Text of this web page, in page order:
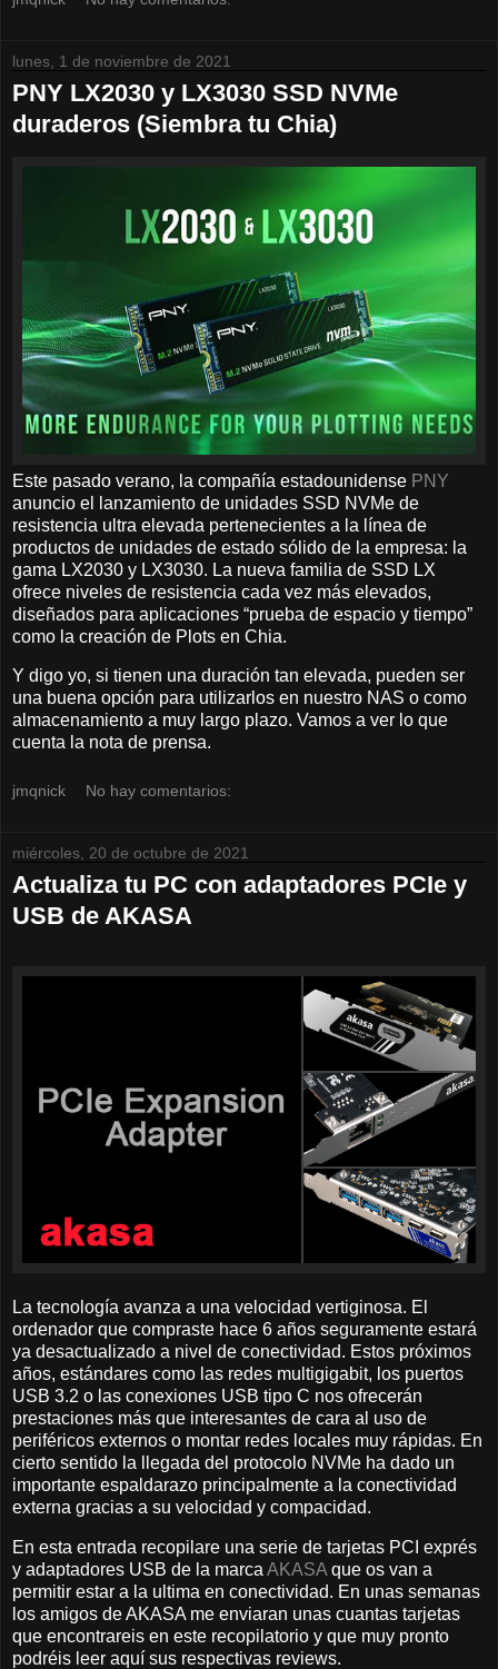
lunes, 1 de noviembre de 2021
PNY LX2030 y LX3030 SSD NVMe
duraderos (Siembra tu Chia)
Este pasado verano, la compañía estadounidense PNY
anuncio el lanzamiento de unidades SSD NVMe de
resistencia ultra elevada pertenecientes a la línea de
productos de unidades de estado sólido de la empresa: la
gama LX2030 y LX3030. La nueva familia de SSD LX
ofrece niveles de resistencia cada vez más elevados,
diseñados para aplicaciones “prueba de espacio y tiempo”
como la creación de Plots en Chia.
Y digo yo, si tienen una duración tan elevada, pueden ser
una buena opción para utilizarlos en nuestro NAS o como
almacenamiento a muy largo plazo. Vamos a ver lo que
cuenta la nota de prensa.
jmqnick No hay comentarios:
miércoles, 20 de octubre de 2021
Actualiza tu PC con adaptadores PCIe y
USB de AKASA
La tecnología avanza a una velocidad vertiginosa. El
ordenador que compraste hace 6 años seguramente estará
ya desactualizado a nivel de conectividad. Estos próximos
años, estándares como las redes multigigabit, los puertos
USB 3.2 o las conexiones USB tipo C nos ofrecerán
prestaciones más que interesantes de cara al uso de
periféricos externos o montar redes locales muy rápidas. En
cierto sentido la llegada del protocolo NVMe ha dado un
importante espaldarazo principalmente a la conectividad
externa gracias a su velocidad y compacidad.
En esta entrada recopilare una serie de tarjetas PCI exprés
y adaptadores USB de la marca AKASA que os van a
permitir estar a la ultima en conectividad. En unas semanas
los amigos de AKASA me enviaran unas cuantas tarjetas
que encontrareis en este recopilatorio y que muy pronto
podréis leer aquí sus respectivas reviews.